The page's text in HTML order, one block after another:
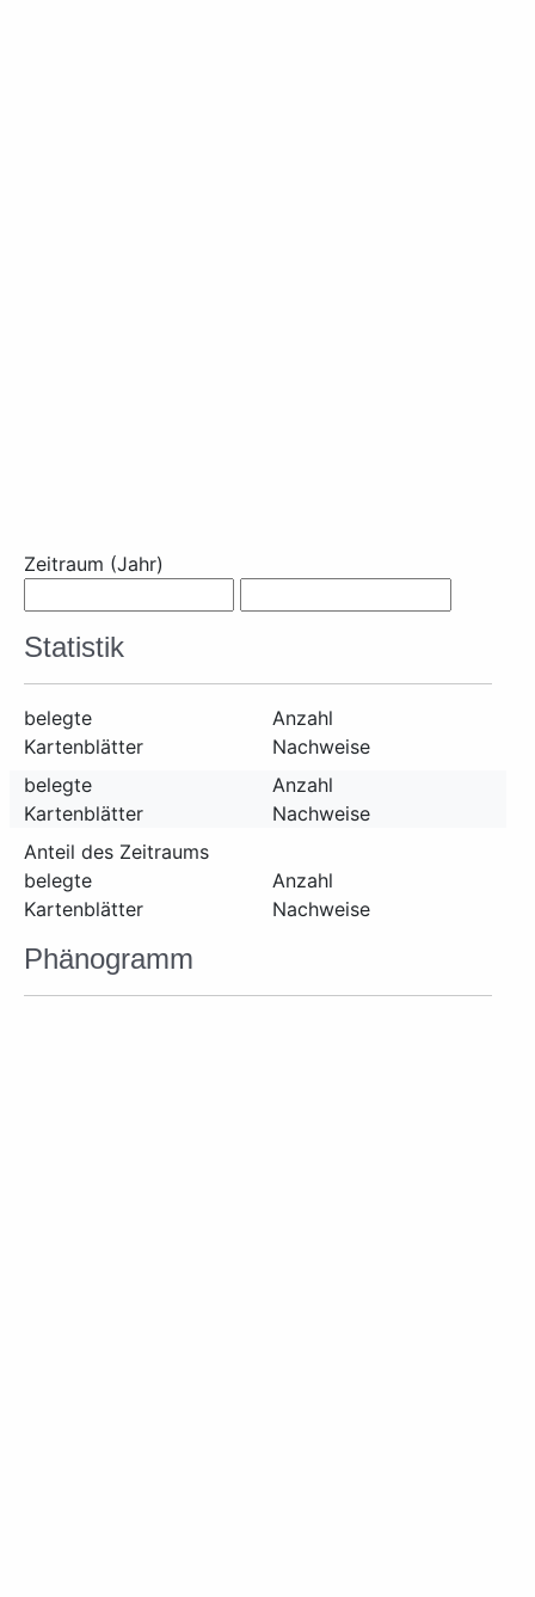
Zeitraum (Jahr)
Statistik
belegte
Kartenblätter
Anzahl
Nachweise
belegte
Kartenblätter
Anzahl
Nachweise
Anteil des Zeitraums
belegte
Kartenblätter
Anzahl
Nachweise
Phänogramm